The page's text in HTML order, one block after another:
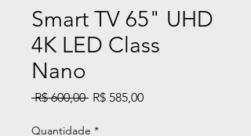
Smart TV 65" UHD
4K LED Class
Nano
R$ 600,00 Preço
R$ 585,00Preço
Quantidade *